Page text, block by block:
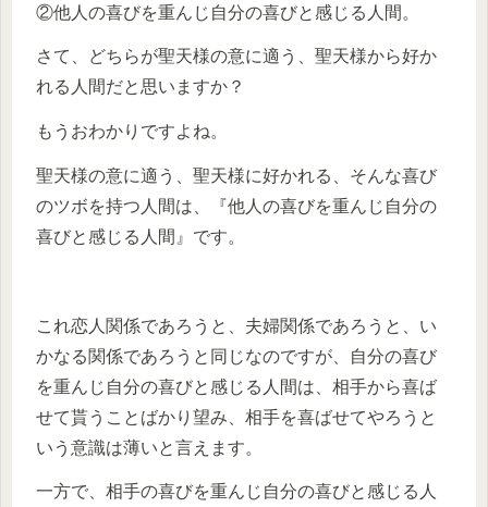
②他人の喜びを重んじ自分の喜びと感じる人間。
さて、どちらが聖天様の意に適う、聖天様から好か
れる人間だと思いますか？
もうおわかりですよね。
聖天様の意に適う、聖天様に好かれる、そんな喜び
のツボを持つ人間は、『他人の喜びを重んじ自分の
喜びと感じる人間』です。
これ恋人関係であろうと、夫婦関係であろうと、い
かなる関係であろうと同じなのですが、自分の喜び
を重んじ自分の喜びと感じる人間は、相手から喜ば
せて貰うことばかり望み、相手を喜ばせてやろうと
いう意識は薄いと言えます。
一方で、相手の喜びを重んじ自分の喜びと感じる人